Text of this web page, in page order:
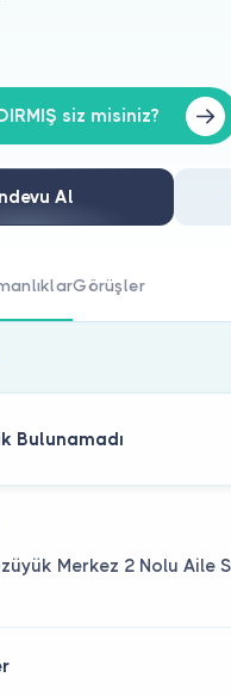
Doktor musunuz?
siz misiniz?
Al
Görüşler
Bulunamadı
Merkez 2 Nolu Aile